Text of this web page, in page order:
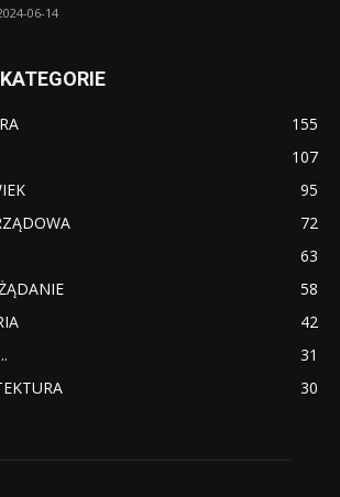
06-14
155
107
95
72
63
58
42
31
30